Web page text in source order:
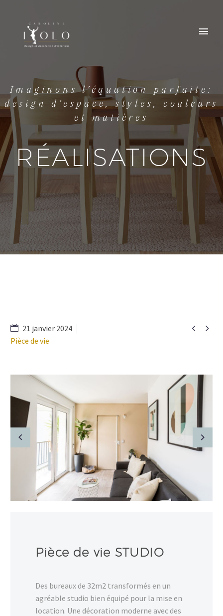
Imaginons l’équation parfaite:
design d’espace, styles, couleurs
et matières
RÉALISATIONS
 
21 janvier 2024
Pièce de vie
Pièce de vie STUDIO
Des bureaux de 32m2 transformés en un
agréable studio bien équipé pour la mise en
location. Une décoration moderne avec des